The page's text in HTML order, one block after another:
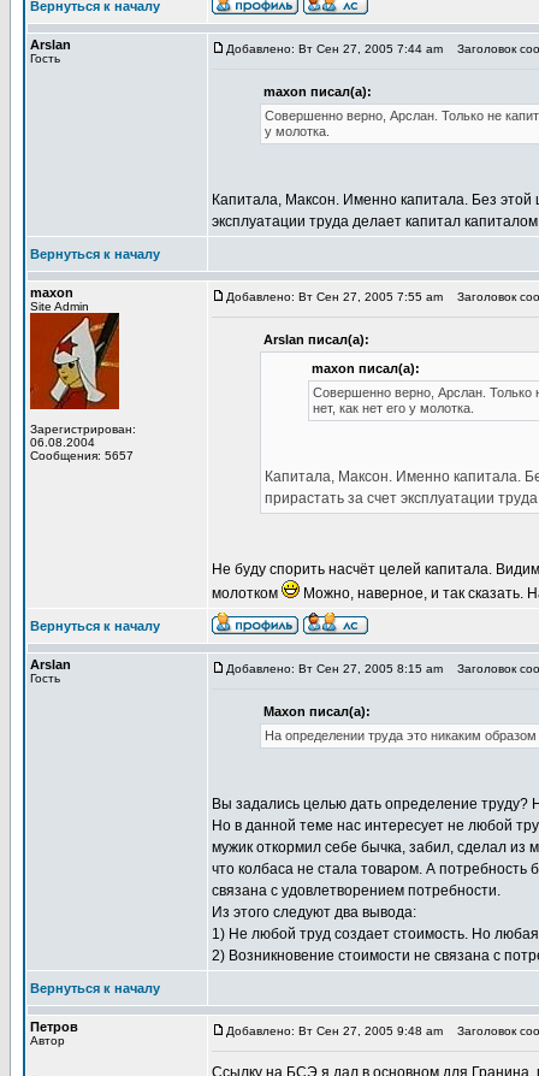
Вернуться к началу
Arslan
Гость
Добавлено: Вт Сен 27, 2005 7:44 am Заголовок
maxon писал(а):
Совершенно верно, Арслан. Только не
у молотка.
Капитала, Максон. Именно капитала. Без этой
эксплуатации труда делает капитал
Вернуться к началу
maxon
Site Admin
Зарегистрирован:
06.08.2004
Сообщения: 5657
Добавлено: Вт Сен 27, 2005 7:55 am Заголовок
Arslan писал(а):
maxon писал(а):
Совершенно верно, Арслан. Только
нет, как нет его у молотка.
Капитала, Максон. Именно капитала.
прирастать за счет эксплуатации
Не буду спорить насчёт целей капитала.
молотком
Можно, наверное, и так сказать.
Вернуться к началу
Arslan
Гость
Добавлено: Вт Сен 27, 2005 8:15 am Заголовок
Maxon писал(а):
На определении труда это никаким
Вы задались целью дать определение труду?
Но в данной теме нас интересует не любой
мужик откормил себе бычка, забил, сделал
что колбаса не стала товаром. А
связана с удовлетворением потребности.
Из этого следуют два вывода:
1) Не любой труд создает стоимость. Но
2) Возникновение стоимости не связана с
Вернуться к началу
Петров
Автор
Добавлено: Вт Сен 27, 2005 9:48 am Заголовок
Ссылку на БСЭ я дал в основном для Гранина,